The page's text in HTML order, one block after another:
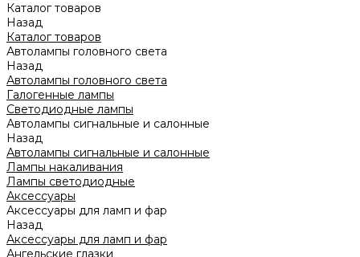
Каталог товаров
Назад
Каталог товаров
Автолампы головного света
Назад
Автолампы головного света
Галогенные лампы
Светодиодные лампы
Автолампы сигнальные и салонные
Назад
Автолампы сигнальные и салонные
Лампы накаливания
Лампы светодиодные
Аксессуары
Аксессуары для ламп и фар
Назад
Аксессуары для ламп и фар
Ангельские глазки